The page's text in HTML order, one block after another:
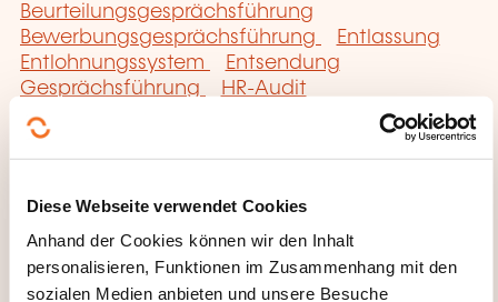
Diese Webseite verwendet Cookies
Anhand der Cookies können wir den Inhalt
personalisieren, Funktionen im Zusammenhang mit den
sozialen Medien anbieten und unsere Besuche
Beurteilungsgesprächsführung
Bewerbungsgesprächsführung
Entlassung
Entlohnungssystem
Entsendung
Gesprächsführung
HR-Audit
Mitarbeitergesprächsführung
Mitarbeiterintegration
Personalbedarfs- und
Kompetenzplanung
Personalbewertung
Rekrutierung
Rente Sozialbilanz
Beziehungen
Sozialplan
Sozialstrategie
Unternehmen
Telearbeit
Unternehmensmediation